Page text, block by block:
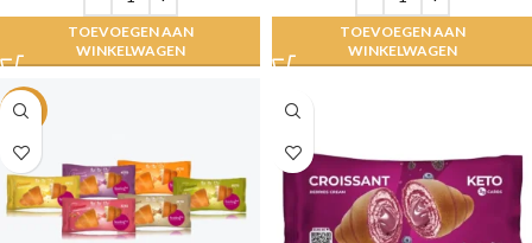
TOEVOEGEN AAN
WINKELWAGEN
TOEVOEGEN AAN
WINKELWAGEN
-14%